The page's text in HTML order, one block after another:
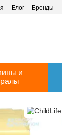
Блог Бренды
и